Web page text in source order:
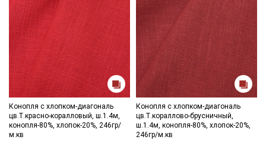
Конопля с хлопком-диагональ
цв.Т.красно-коралловый, ш.1.4м,
конопля-80%, хлопок-20%, 246гр/
м.кв
Конопля с хлопком-диагональ
цв.Т.кораллово-брусничный,
ш.1.4м, конопля-80%, хлопок-20%,
246гр/м.кв
Секретная рассылка от Купава
Мы публикуем здесь дополнительные
промокоды и скидки до 30% на узкие
категории тканей
Электронная почта